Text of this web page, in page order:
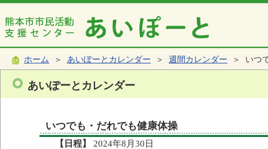
ホーム ＞ あいぽーとカレンダー ＞ 週間カレンダー ＞ いつ
あいぽーとカレンダー
いつでも・だれでも健康体操
【日程】
2024年8月30日